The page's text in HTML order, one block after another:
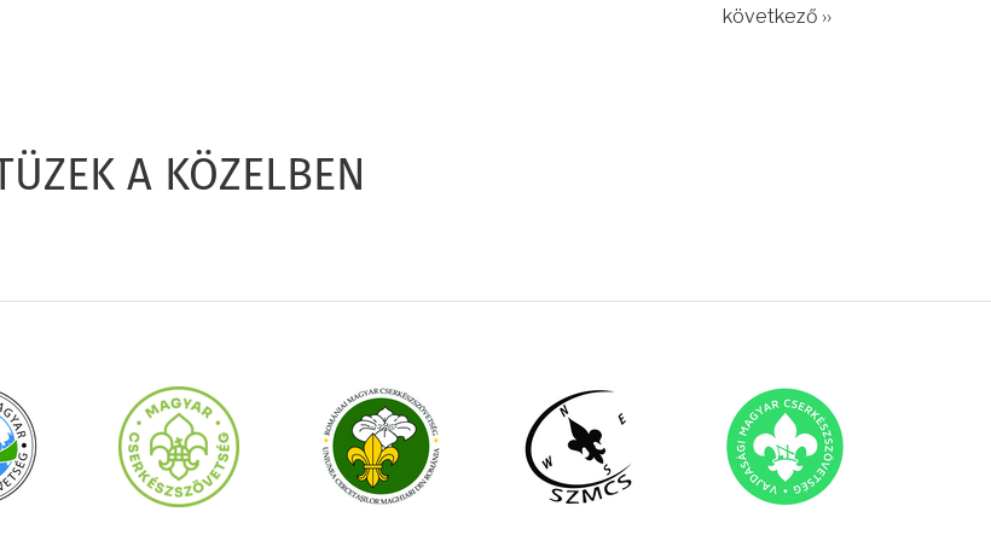
következő ››
TÜZEK A KÖZELBEN